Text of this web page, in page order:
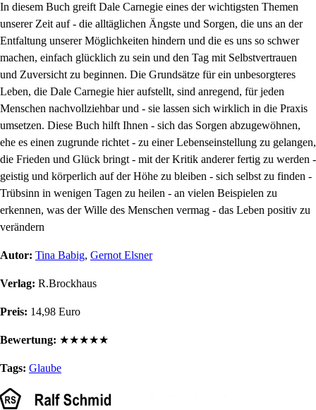
In diesem Buch greift Dale Carnegie eines der wichtigsten Themen
unserer Zeit auf - die alltäglichen Ängste und Sorgen, die uns an der
Entfaltung unserer Möglichkeiten hindern und die es uns so schwer
machen, einfach glücklich zu sein und den Tag mit Selbstvertrauen
und Zuversicht zu beginnen. Die Grundsätze für ein unbesorgteres
Leben, die Dale Carnegie hier aufstellt, sind anregend, für jeden
Menschen nachvollziehbar und - sie lassen sich wirklich in die Praxis
umsetzen. Diese Buch hilft Ihnen - sich das Sorgen abzugewöhnen,
ehe es einen zugrunde richtet - zu einer Lebenseinstellung zu gelangen,
die Frieden und Glück bringt - mit der Kritik anderer fertig zu werden -
geistig und körperlich auf der Höhe zu bleiben - sich selbst zu finden -
Trübsinn in wenigen Tagen zu heilen - an vielen Beispielen zu
erkennen, was der Wille des Menschen vermag - das Leben positiv zu
verändern
Autor: Tina Babig, Gernot Elsner
Verlag: R.Brockhaus
Preis: 14,98 Euro
Bewertung: ★★★★★
Tags: Glaube